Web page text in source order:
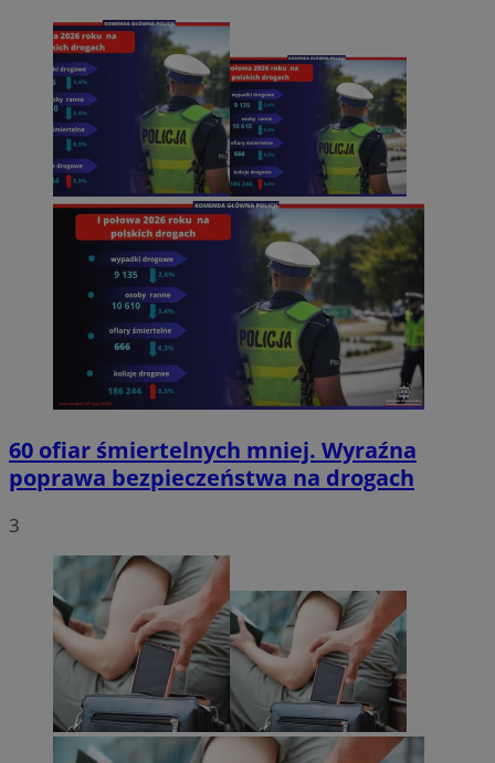
60 ofiar śmiertelnych mniej. Wyraźna
poprawa bezpieczeństwa na drogach
3